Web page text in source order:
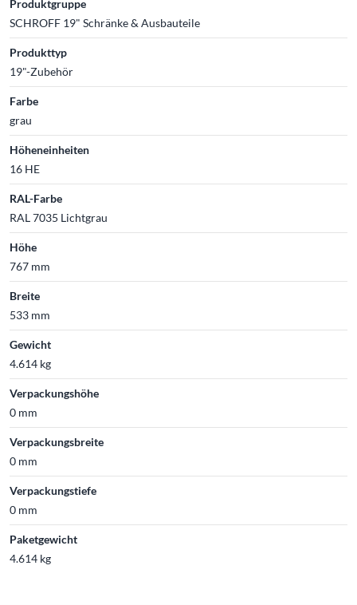
Produktgruppe
SCHROFF 19" Schränke & Ausbauteile
Produkttyp
19"-Zubehör
Farbe
grau
Höheneinheiten
16 HE
RAL-Farbe
RAL 7035 Lichtgrau
Höhe
767 mm
Breite
533 mm
Gewicht
4.614 kg
Verpackungshöhe
0 mm
Verpackungsbreite
0 mm
Verpackungstiefe
0 mm
Paketgewicht
4.614 kg